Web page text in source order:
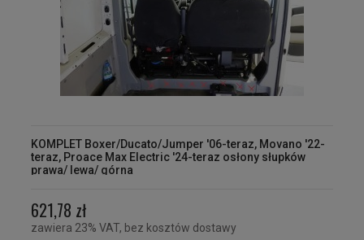
KOMPLET Boxer/Ducato/Jumper '06-teraz, Movano '22-
teraz, Proace Max Electric '24-teraz osłony słupków
prawa/ lewa/ górna
621,78 zł
zawiera 23% VAT, bez kosztów dostawy